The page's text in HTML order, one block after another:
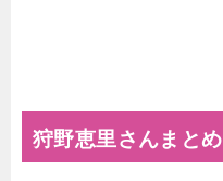
狩野恵里さんまとめ